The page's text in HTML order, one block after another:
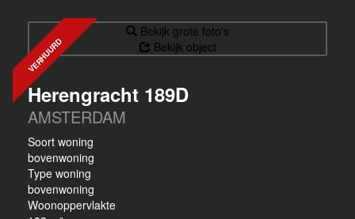
VERHUURD
Bekijk grote foto's
Bekijk object
Herengracht 189D
AMSTERDAM
Soort woning
bovenwoning
Type woning
bovenwoning
Woonoppervlakte